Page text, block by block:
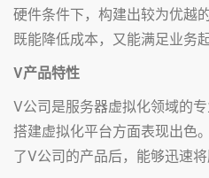
硬件条件下，构建出较为优越
既能降低成本，又能满足业务
V产品特性
V公司是服务器虚拟化领域的
搭建虚拟化平台方面表现出色
了V公司的产品后，能够迅速将